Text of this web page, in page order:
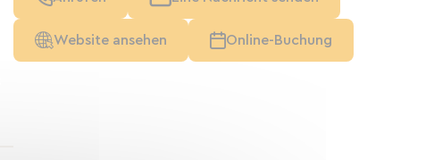
Website ansehen Online-Buchung